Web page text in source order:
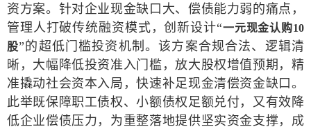
资方案。针对企业现金缺口大、偿债能力弱的痛点，
管理人打破传统融资模式，创新设计“一元现金认购10
股”的超低门槛投资机制。该方案合规合法、逻辑清
晰，大幅降低投资准入门槛，放大股权增值预期，精
准撬动社会资本入局，快速补足现金清偿资金缺口。
此举既保障职工债权、小额债权足额兑付，又有效降
低企业偿债压力，为重整落地提供坚实资金支撑，成